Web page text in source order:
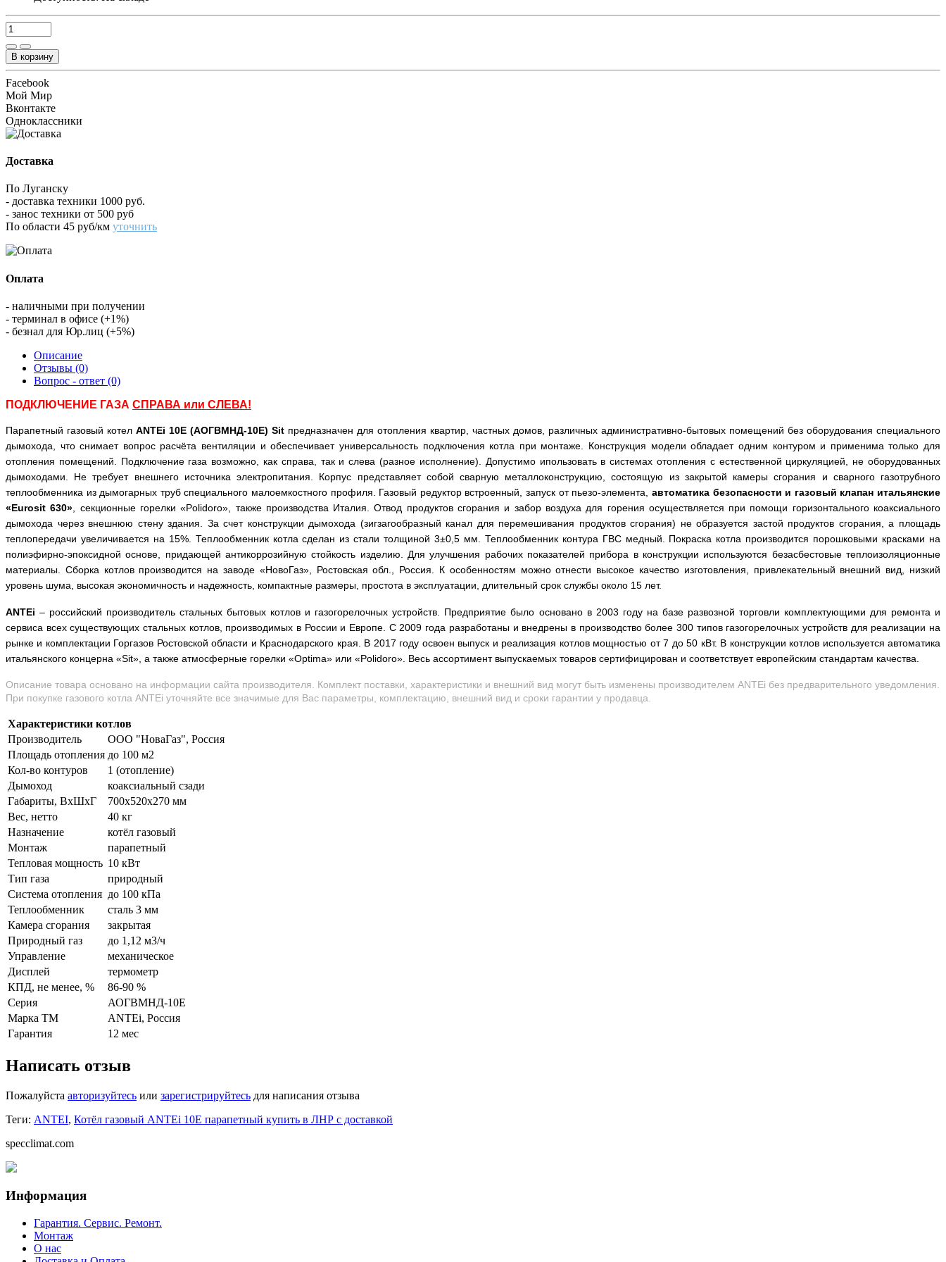
В корзину
Facebook
Мой Мир
Вконтакте
Одноклассники
Доставка
По Луганску
- доставка техники 1000 руб.
- занос техники от 500 руб
По области 45 руб/км уточнить
Оплата
- наличными при получении
- терминал в офисе (+1%)
- безнал для Юр.лиц (+5%)
Описание
Отзывы (0)
Вопрос - ответ (0)
ПОДКЛЮЧЕНИЕ ГАЗА СПРАВА или СЛЕВА!
Парапетный газовый котел ANTEi 10Е (АОГВМНД-10Е) Sit предназначен для отопления квартир, частных домов, различных административно-бытовых помещений без оборудования специального
дымохода, что снимает вопрос расчёта вентиляции и обеспечивает универсальность подключения котла при монтаже. Конструкция модели обладает одним контуром и применима только для
отопления помещений. Подключение газа возможно, как справа, так и слева (разное исполнение). Допустимо ипользовать в системах отопления с естественной циркуляцией, не оборудованных
дымоходами. Не требует внешнего источника электропитания. Корпус представляет собой сварную металлоконструкцию, состоящую из закрытой камеры сгорания и сварного газотрубного
теплообменника из дымогарных труб специального малоемкостного профиля. Газовый редуктор встроенный, запуск от пьезо-элемента, автоматика безопасности и газовый клапан итальянские
«Eurosit 630» , секционные горелки «Polidoro», также производства Италия. Отвод продуктов сгорания и забор воздуха для горения осуществляется при помощи горизонтального коаксиального
дымохода через внешнюю стену здания. За счет конструкции дымохода (зигзагообразный канал для перемешивания продуктов сгорания) не образуется застой продуктов сгорания, а площадь
теплопередачи увеличивается на 15%. Теплообменник котла сделан из стали толщиной 3±0,5 мм. Теплообменник контура ГВС медный. Покраска котла производится порошковыми красками на
полиэфирно-эпоксидной основе, придающей антикоррозийную стойкость изделию. Для улучшения рабочих показателей прибора в конструкции используются безасбестовые теплоизоляционные
материалы. Сборка котлов производится на заводе «НовоГаз», Ростовская обл., Россия. К особенностям можно отнести высокое качество изготовления, привлекательный внешний вид, низкий
уровень шума, высокая экономичность и надежность, компактные размеры, простота в эксплуатации, длительный срок службы около 15 лет.
ANTEi – российский производитель стальных бытовых котлов и газогорелочных устройств. Предприятие было основано в 2003 году на базе развозной торговли комплектующими для ремонта и
сервиса всех существующих стальных котлов, производимых в России и Европе. С 2009 года разработаны и внедрены в производство более 300 типов газогорелочных устройств для реализации на
рынке и комплектации Горгазов Ростовской области и Краснодарского края. В 2017 году освоен выпуск и реализация котлов мощностью от 7 до 50 кВт. В конструкции котлов используется автоматика
итальянского концерна «Sit», а также атмосферные горелки «Optima» или «Polidoro». Весь ассортимент выпускаемых товаров сертифицирован и соответствует европейским стандартам качества.
Описание товара основано на информации сайта производителя. Комплект поставки, характеристики и внешний вид могут быть изменены производителем ANTEi без предварительного уведомления.
При покупке газового котла ANTEi уточняйте все значимые для Вас параметры, комплектацию, внешний вид и сроки гарантии у продавца.
Характеристики котлов
Производитель
ООО "НоваГаз", Россия
Площадь отопления до 100 м2
Кол-во контуров
1 (отопление)
Дымоход
коаксиальный сзади
Габариты, ВхШхГ
700х520х270 мм
Вес, нетто
40 кг
Назначение
котёл газовый
Монтаж
парапетный
Тепловая мощность 10 кВт
Тип газа
природный
Система отопления до 100 кПа
Теплообменник
сталь 3 мм
Камера сгорания
закрытая
Природный газ
до 1,12 м3/ч
Управление
механическое
Дисплей
термометр
КПД, не менее, %
86-90 %
Серия
АОГВМНД-10Е
Марка ТМ
ANTEi, Россия
Гарантия
12 мес
Написать отзыв
Пожалуйста авторизуйтесь или зарегистрируйтесь для написания отзыва
Теги: ANTEI, Котёл газовый ANTEi 10Е парапетный купить в ЛНР с доставкой
specclimat.com
Информация
Гарантия. Сервис. Ремонт.
Монтаж
О нас